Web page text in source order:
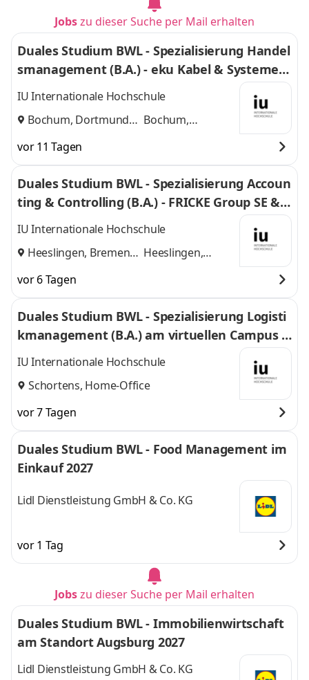
Jobszu dieser Suche per Mail erhalten
Duales Studium BWL - Spezialisierung Handel
smanagement (B.A.) - eku Kabel & Systeme G
mbH & Co. KG
IU Internationale Hochschule
Bochum, Dortmund
Bochum,
vor 11 Tagen
Duales Studium BWL - Spezialisierung Accoun
ting & Controlling (B.A.) - FRICKE Group SE & C
o. KG
IU Internationale Hochschule
Heeslingen, Bremen
Heeslingen,
vor 6 Tagen
Duales Studium BWL - Spezialisierung Logisti
kmanagement (B.A.) am virtuellen Campus -
Nordfrost GmbH & Co. KG
IU Internationale Hochschule
Schortens, Home-Office
vor 7 Tagen
Duales Studium BWL - Food Management im
Einkauf 2027
Lidl Dienstleistung GmbH & Co. KG
vor 1 Tag
Jobszu dieser Suche per Mail erhalten
Duales Studium BWL - Immobilienwirtschaft
am Standort Augsburg 2027
Lidl Dienstleistung GmbH & Co. KG